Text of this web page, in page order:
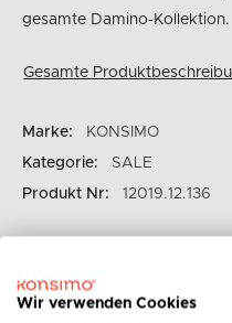
gesamte Damino-Kollektion.
Gesamte
Marke:
KONSIMO
Kategorie:
SALE
Produkt Nr:
12019.12.136
Wir verwenden Cookies